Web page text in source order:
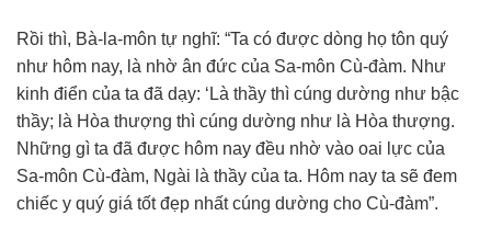
Rồi thì, Bà-la-môn tự nghĩ: “Ta có được dòng họ tôn quý
như hôm nay, là nhờ ân đức của Sa-môn Cù-đàm. Như
kinh điển của ta đã dạy: ‘Là thầy thì cúng dường như bậc
thầy; là Hòa thượng thì cúng dường như là Hòa thượng.
Những gì ta đã được hôm nay đều nhờ vào oai lực của
Sa-môn Cù-đàm, Ngài là thầy của ta. Hôm nay ta sẽ đem
chiếc y quý giá tốt đẹp nhất cúng dường cho Cù-đàm”.